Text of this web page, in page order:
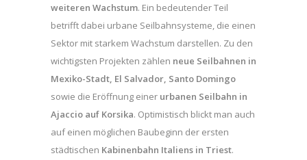
weiteren Wachstum. Ein bedeutender Teil
betrifft dabei urbane Seilbahnsysteme, die einen
Sektor mit starkem Wachstum darstellen. Zu den
wichtigsten Projekten zählen neue Seilbahnen in
Mexiko-Stadt, El Salvador, Santo Domingo
sowie die Eröffnung einer urbanen Seilbahn in
Ajaccio auf Korsika. Optimistisch blickt man auch
auf einen möglichen Baubeginn der ersten
städtischen Kabinenbahn Italiens in Triest.